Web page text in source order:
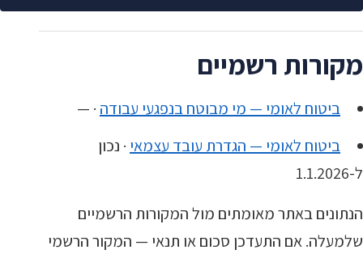
מקורות רשמיים
ביטוח לאומי — מי מבוטח בנפגעי עבודה · —
ביטוח לאומי — הגדרת עובד עצמאי · נכון
ל-1.1.2026
הנתונים באתר מאומתים מול המקורות הרשמיים
שלמעלה. אם התעדכן סכום או תנאי — המקור הרשמי